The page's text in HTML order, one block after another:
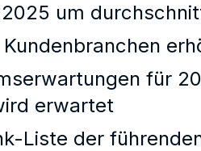
um
für
erwartet
Liste der